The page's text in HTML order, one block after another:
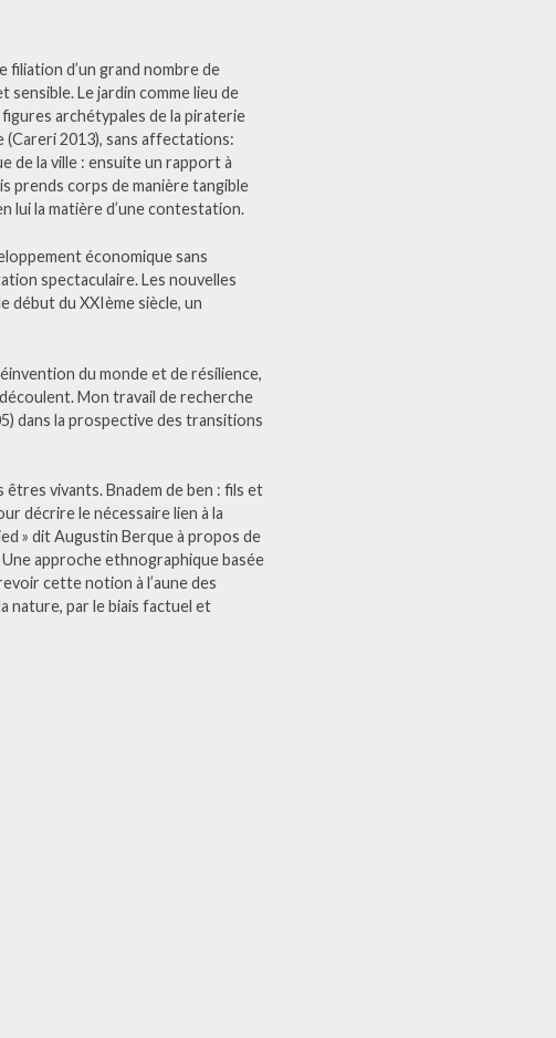
filiation d’un grand nombre de
Le jardin comme lieu de
archétypales de la piraterie
(Careri 2013), sans affectations:
de la ville : ensuite un rapport à
prends corps de manière tangible
lui la matière d’une contestation.
économique sans
spectaculaire. Les nouvelles
début du XXIème siècle, un
du monde et de résilience,
Mon travail de recherche
dans la prospective des transitions
vivants. Bnadem de ben : fils et
décrire le nécessaire lien à la
» dit Augustin Berque à propos de
approche ethnographique basée
cette notion à l’aune des
nature, par le biais factuel et